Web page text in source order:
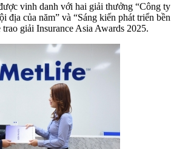
vinh danh với hai giải thưởng “Công ty
địa của năm” và “Sáng kiến phát triển bền
giải Insurance Asia Awards 2025.